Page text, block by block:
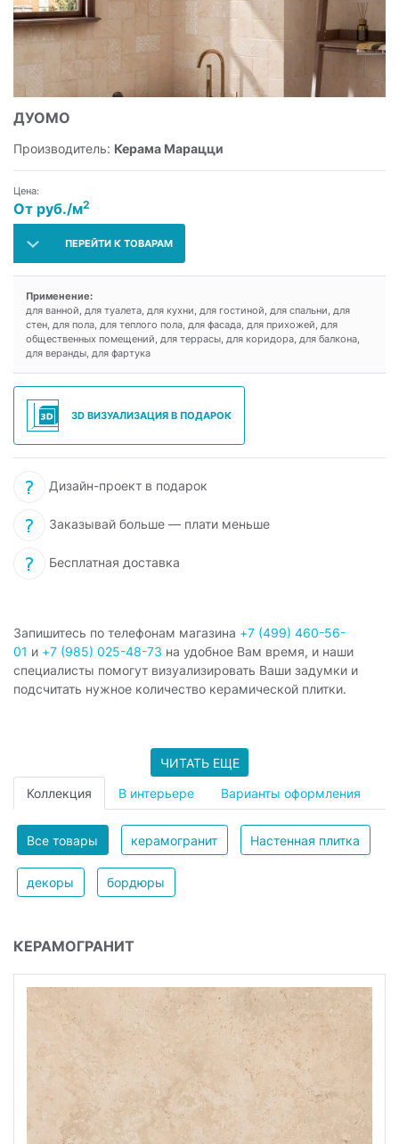
ДУОМО
Производитель: Керама Марацци
Цена:
От руб./м2
ПЕРЕЙТИ К ТОВАРАМ
Применение:
для ванной, для туалета, для кухни, для гостиной, для спальни, для
стен, для пола, для теплого пола, для фасада, для прихожей, для
общественных помещений, для террасы, для коридора, для балкона,
для веранды, для фартука
3D ВИЗУАЛИЗАЦИЯ В ПОДАРОК
Дизайн-проект в подарок
Заказывай больше — плати меньше
Бесплатная доставка
Запишитесь по телефонам магазина +7 (499) 460-56-
01 и +7 (985) 025-48-73 на удобное Вам время, и наши
специалисты помогут визуализировать Ваши задумки и
подсчитать нужное количество керамической плитки.
ЧИТАТЬ ЕЩЕ
Коллекция В интерьере Варианты оформления
Все товары керамогранит Настенная плитка
декоры бордюры
КЕРАМОГРАНИТ